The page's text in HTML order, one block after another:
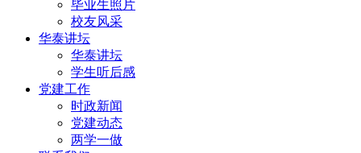
毕业生照片
校友风采
华泰讲坛
华泰讲坛
学生听后感
党建工作
时政新闻
党建动态
两学一做